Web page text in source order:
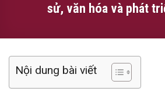
sử, văn hóa và phát
Nội dung bài viết